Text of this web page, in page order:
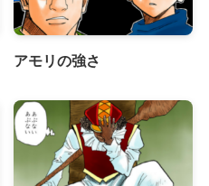
アモリの強さ